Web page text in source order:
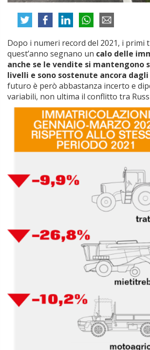
Dopo i numeri record del 2021, i primi
quest’anno segnano un calo delle
anche se le vendite si mantengono
livelli e sono sostenute ancora
futuro è però abbastanza incerto e
variabili, non ultima il conflitto tra